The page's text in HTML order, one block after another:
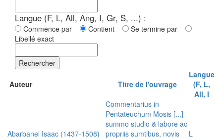
Langue (F, L, All, Ang, I, Gr, S, ...) :
Commence par Contient
Se termine par
Libellé exact
Rechercher
Auteur Titre de l'ouvrage
Langue
(F, L,
All, I
Abarbanel Isaac (1437-1508)
Commentarius in
Pentateuchum Mosis [...]
summo studio & labore ac
propriis sumtibus, novis
L